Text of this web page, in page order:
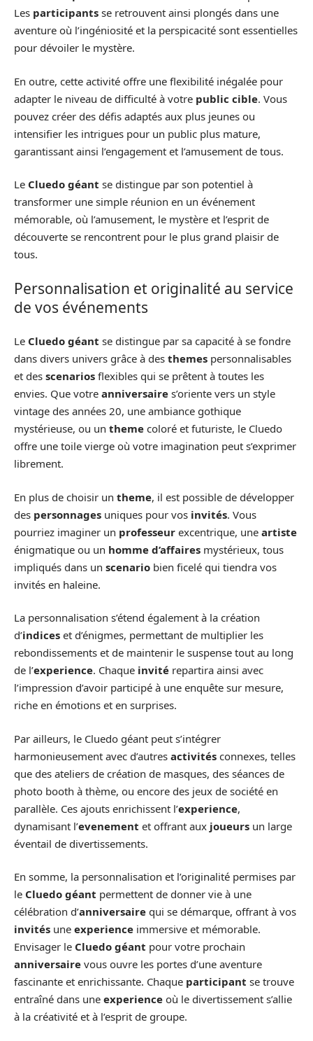
Les participants se retrouvent ainsi plongés dans une
aventure où l’ingéniosité et la perspicacité sont essentielles
pour dévoiler le mystère.
En outre, cette activité offre une flexibilité inégalée pour
adapter le niveau de difficulté à votre public cible. Vous
pouvez créer des défis adaptés aux plus jeunes ou
intensifier les intrigues pour un public plus mature,
garantissant ainsi l’engagement et l’amusement de tous.
Le Cluedo géant se distingue par son potentiel à
transformer une simple réunion en un événement
mémorable, où l’amusement, le mystère et l’esprit de
découverte se rencontrent pour le plus grand plaisir de
tous.
Personnalisation et originalité au service
de vos événements
Le Cluedo géant se distingue par sa capacité à se fondre
dans divers univers grâce à des themes personnalisables
et des scenarios flexibles qui se prêtent à toutes les
envies. Que votre anniversaire s’oriente vers un style
vintage des années 20, une ambiance gothique
mystérieuse, ou un theme coloré et futuriste, le Cluedo
offre une toile vierge où votre imagination peut s’exprimer
librement.
En plus de choisir un theme, il est possible de développer
des personnages uniques pour vos invités. Vous
pourriez imaginer un professeur excentrique, une artiste
énigmatique ou un homme d’affaires mystérieux, tous
impliqués dans un scenario bien ficelé qui tiendra vos
invités en haleine.
La personnalisation s’étend également à la création
d’indices et d’énigmes, permettant de multiplier les
rebondissements et de maintenir le suspense tout au long
de l’experience. Chaque invité repartira ainsi avec
l’impression d’avoir participé à une enquête sur mesure,
riche en émotions et en surprises.
Par ailleurs, le Cluedo géant peut s’intégrer
harmonieusement avec d’autres activités connexes, telles
que des ateliers de création de masques, des séances de
photo booth à thème, ou encore des jeux de société en
parallèle. Ces ajouts enrichissent l’experience,
dynamisant l’evenement et offrant aux joueurs un large
éventail de divertissements.
En somme, la personnalisation et l’originalité permises par
le Cluedo géant permettent de donner vie à une
célébration d’anniversaire qui se démarque, offrant à vos
invités une experience immersive et mémorable.
Envisager le Cluedo géant pour votre prochain
anniversaire vous ouvre les portes d’une aventure
fascinante et enrichissante. Chaque participant se trouve
entraîné dans une experience où le divertissement s’allie
à la créativité et à l’esprit de groupe.